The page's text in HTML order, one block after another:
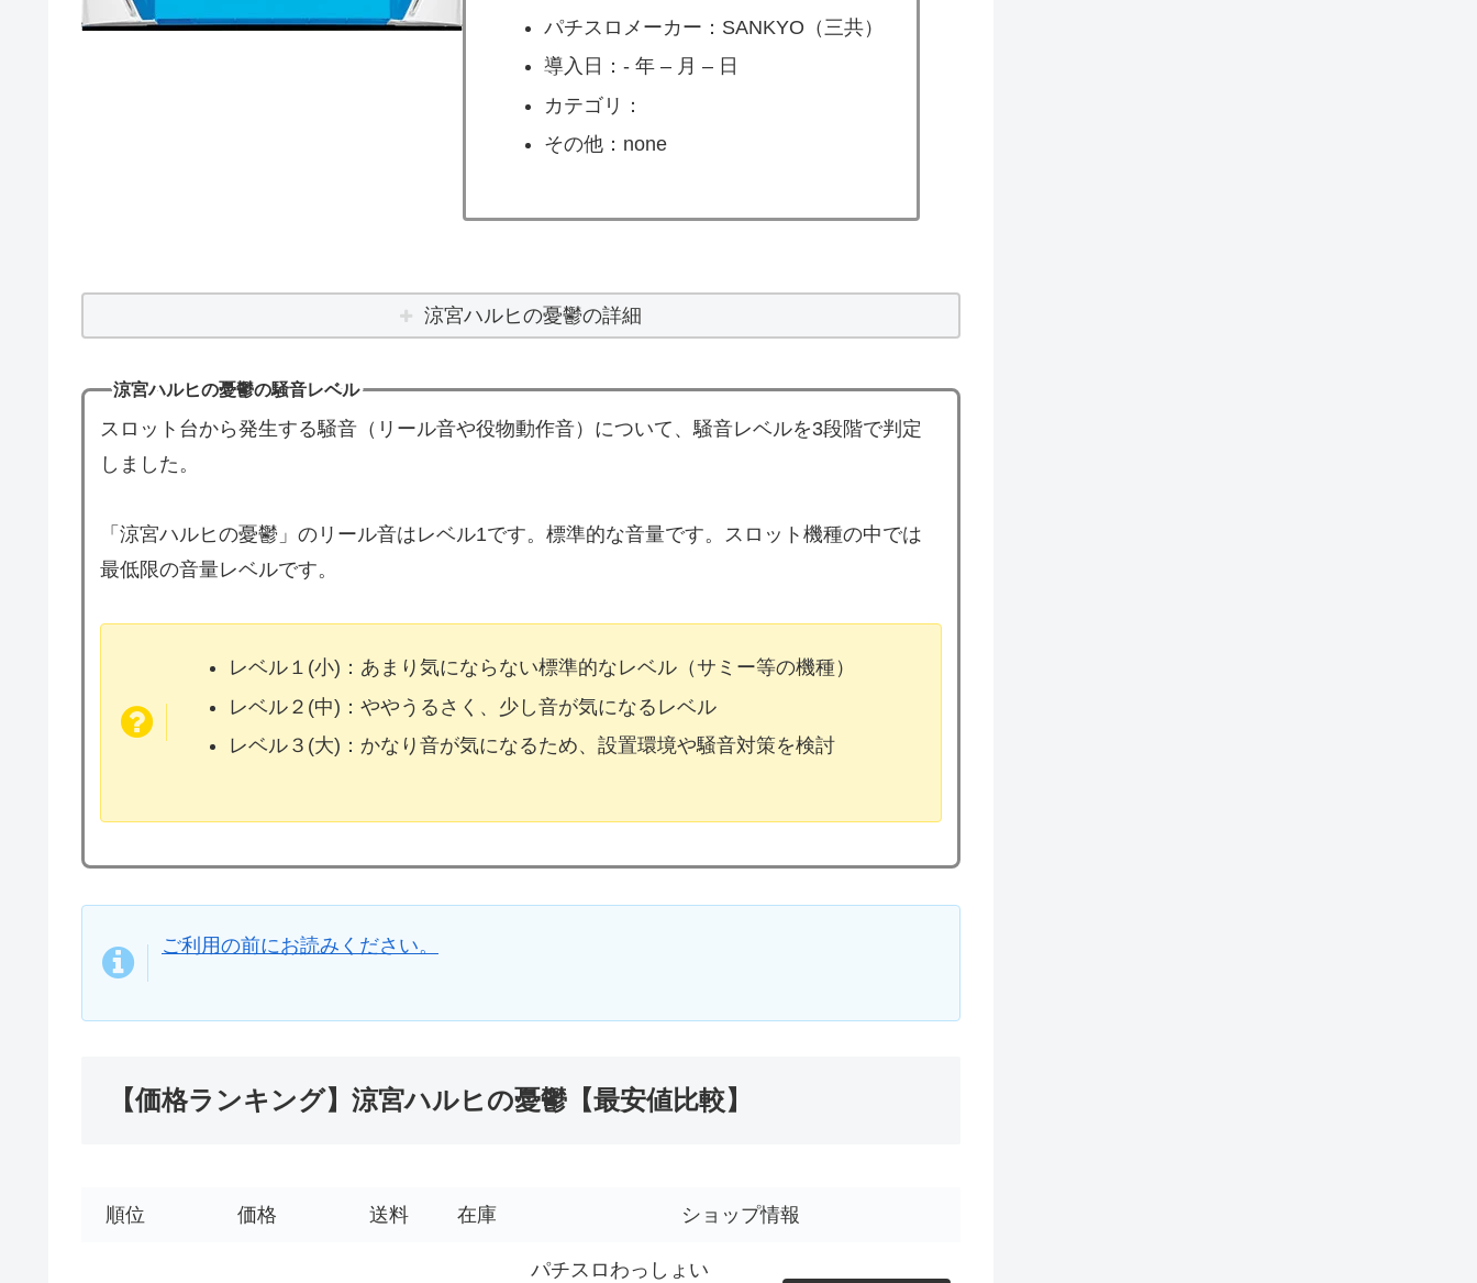
パチスロメーカー：SANKYO（三共）
導入日：- 年 – 月 – 日
カテゴリ：
その他：none
涼宮ハルヒの憂鬱の詳細
涼宮ハルヒの憂鬱の騒音レベル
スロット台から発生する騒音（リール音や役物動作音）について、騒音レベルを3段階で判定
しました。
「涼宮ハルヒの憂鬱」のリール音はレベル1です。標準的な音量です。スロット機種の中では
最低限の音量レベルです。
レベル１(小)：あまり気にならない標準的なレベル（サミー等の機種）
レベル２(中)：ややうるさく、少し音が気になるレベル
レベル３(大)：かなり音が気になるため、設置環境や騒音対策を検討
ご利用の前にお読みください。
【価格ランキング】涼宮ハルヒの憂鬱【最安値比較】
順位 価格 送料 在庫 ショップ情報
パチスロわっしょい